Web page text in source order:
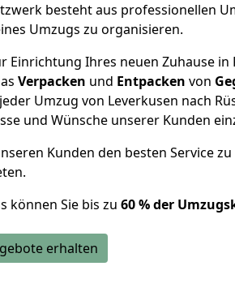
besteht aus professionellen
Umzugs zu organisieren.
Ihres neuen Zuhause in
Verpacken und Entpacken von
Umzug von Leverkusen nach
und Wünsche unserer Kunden
Kunden den besten Service zu
können Sie bis zu 60 % der
erhalten